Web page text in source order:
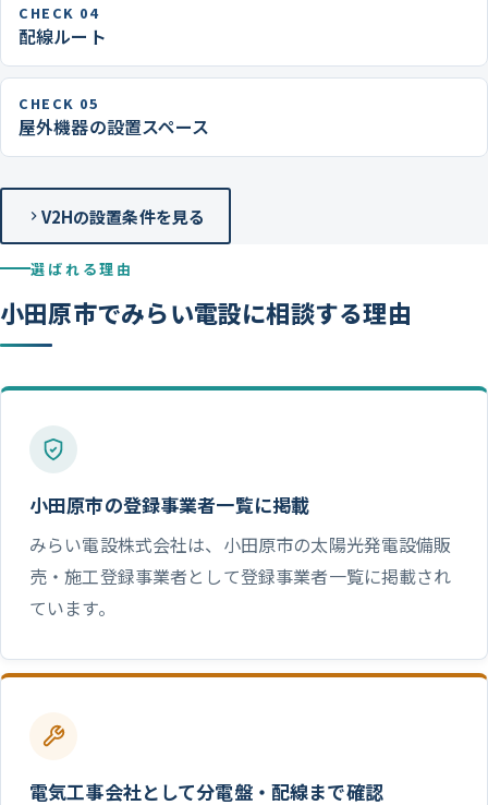
CHECK 04
配線ルート
CHECK 05
屋外機器の設置スペース
V2Hの設置条件を見る
選ばれる理由
小田原市でみらい電設に相談する理由
小田原市の登録事業者一覧に掲載
みらい電設株式会社は、小田原市の太陽光発電設備販
売・施工登録事業者として登録事業者一覧に掲載され
ています。
電気工事会社として分電盤・配線まで確認